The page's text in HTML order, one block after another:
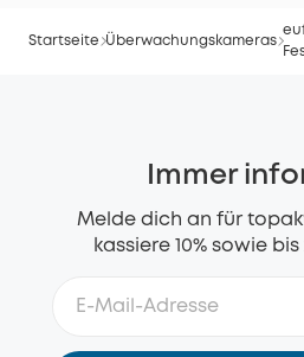
Startseite Überwachungskameras
Immer
Melde dich an für
kassiere 10% sowie